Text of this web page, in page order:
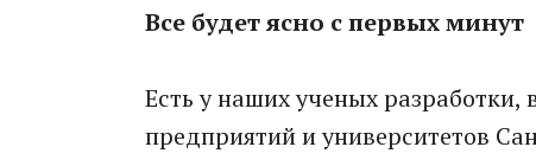
Все будет ясно с первых минут
Есть у наших ученых
предприятий и университетов